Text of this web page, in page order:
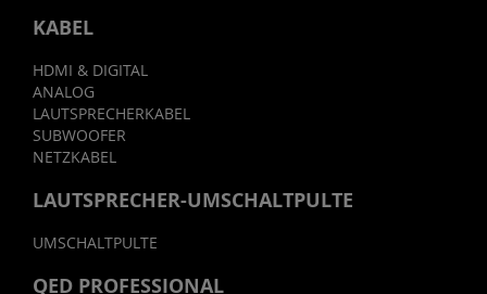
KABEL
HDMI & DIGITAL
ANALOG
LAUTSPRECHERKABEL
SUBWOOFER
NETZKABEL
LAUTSPRECHER-UMSCHALTPULTE
UMSCHALTPULTE
QED PROFESSIONAL